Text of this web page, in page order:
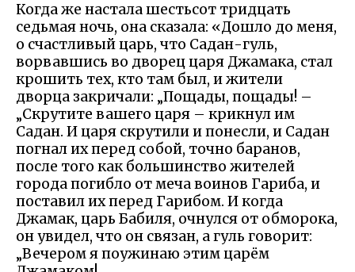
Когда же настала шестьсот тридцать
седьмая ночь, она сказала: «Дошло до меня,
о счастливый царь, что Садан-гуль,
ворвавшись во дворец царя Джамака, стал
крошить тех, кто там был, и жители
дворца закричали: „Пощады, пощады! –
„Скрутите вашего царя – крикнул им
Садан. И царя скрутили и понесли, и Садан
погнал их перед собой, точно баранов,
после того как большинство жителей
города погибло от меча воинов Гариба, и
поставил их перед Гарибом. И когда
Джамак, царь Бабиля, очнулся от обморока,
он увидел, что он связан, а гуль говорит:
„Вечером я поужинаю этим царём